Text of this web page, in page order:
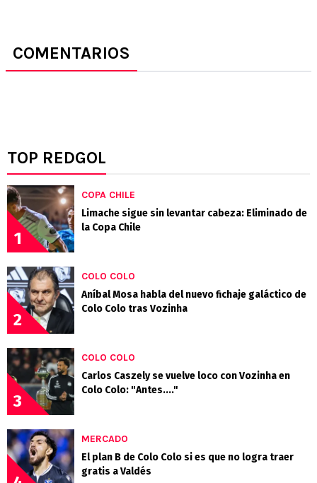
COMENTARIOS
TOP REDGOL
1
COPA CHILE
Limache sigue sin levantar cabeza: Eliminado de
la Copa Chile
2
COLO COLO
Aníbal Mosa habla del nuevo fichaje galáctico de
Colo Colo tras Vozinha
3
COLO COLO
Carlos Caszely se vuelve loco con Vozinha en
Colo Colo: "Antes...."
MERCADO
El plan B de Colo Colo si es que no logra traer
gratis a Valdés